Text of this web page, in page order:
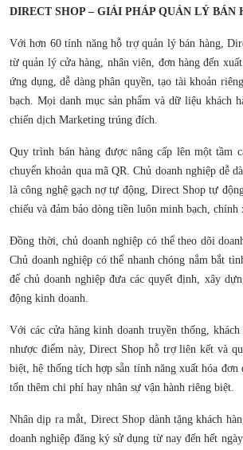
DIRECT SHOP – GIẢI PHÁP QUẢN LÝ BÁN
Với hơn 60 tính năng hỗ trợ quản lý bán hàng,
từ quản lý cửa hàng, nhân viên, đơn hàng đến
ứng dụng, dễ dàng phân quyền, tạo tài khoản
bạch. Mọi danh mục sản phẩm và dữ liệu khách
chiến dịch Marketing trúng đích.
Quy trình bán hàng được nâng cấp lên một tầm
chuyển khoản qua mã QR. Chủ doanh nghiệp dễ
là công nghệ gạch nợ tự động, Direct Shop tự
chiếu và đảm bảo dòng tiền luôn minh bạch, chính
Đồng thời, chủ doanh nghiệp có thể theo dõi
Chủ doanh nghiệp có thể nhanh chóng nắm bắt
để chủ doanh nghiệp đưa các quyết định, xây
động kinh doanh.
Với các cửa hàng kinh doanh truyền thống,
nhược điểm này, Direct Shop hỗ trợ liên kết và
biệt, hệ thống tích hợp sẵn tính năng xuất hóa
tốn thêm chi phí hay nhân sự vận hành riêng biệt.
Nhân dịp ra mắt, Direct Shop dành tặng khách
doanh nghiệp đăng ký sử dụng từ nay đến hết